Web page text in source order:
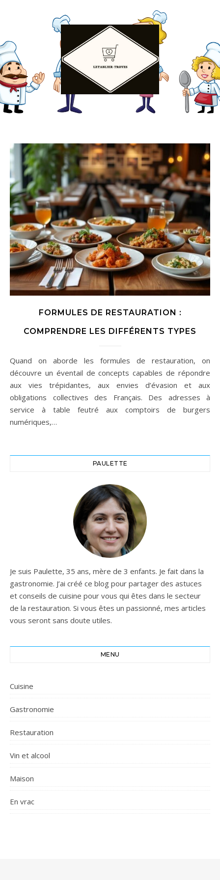
FORMULES DE RESTAURATION :
COMPRENDRE LES DIFFÉRENTS TYPES
Quand on aborde les formules de restauration, on
découvre un éventail de concepts capables de répondre
aux vies trépidantes, aux envies d’évasion et aux
obligations collectives des Français. Des adresses à
service à table feutré aux comptoirs de burgers
numériques,…
PAULETTE
Je suis Paulette, 35 ans, mère de 3 enfants. Je fait dans la
gastronomie. J’ai créé ce blog pour partager des astuces
et conseils de cuisine pour vous qui êtes dans le secteur
de la restauration. Si vous êtes un passionné, mes articles
vous seront sans doute utiles.
MENU
Cuisine
Gastronomie
Restauration
Vin et alcool
Maison
En vrac